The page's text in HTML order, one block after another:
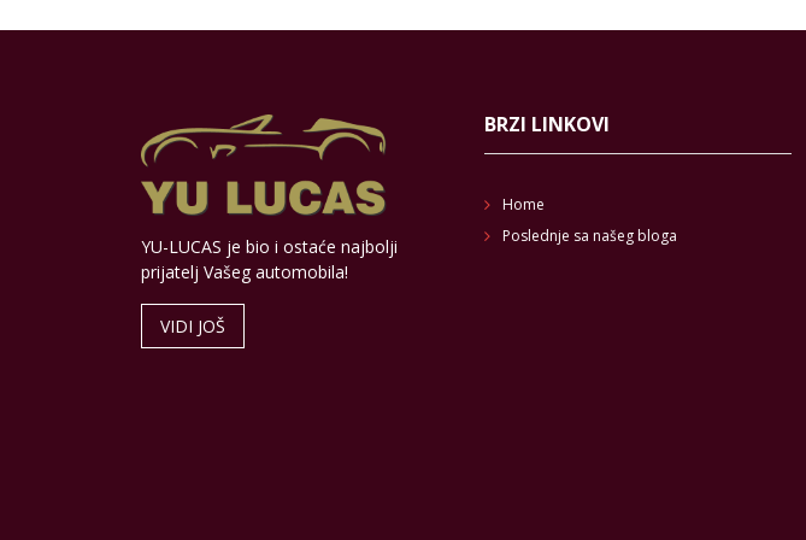
YU-LUCAS je bio i ostaće najbolji
prijatelj Vašeg automobila!
VIDI JOŠ
BRZI LINKOVI
Home
Poslednje sa našeg bloga